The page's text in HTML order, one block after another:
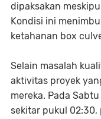
dipaksakan
Kondisi ini
ketahanan box
Selain masalah
aktivitas proyek
mereka. Pada
sekitar pukul